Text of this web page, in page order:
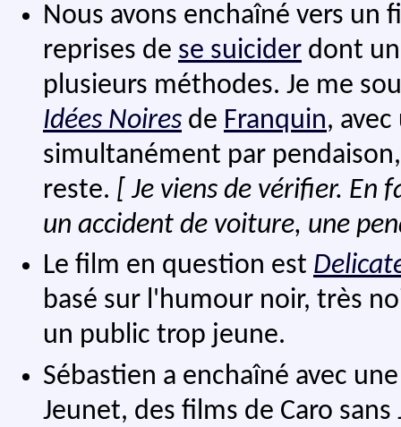
Nous avons enchaîné vers un
reprises de se suicider dont
plusieurs méthodes. Je me
Idées Noires de Franquin,
simultanément par
reste. [ Je viens de vérifier. En
un accident de voiture, une
Le film en question est
basé sur l'humour noir, très
un public trop jeune.
Sébastien a enchaîné avec
Jeunet, des films de Caro